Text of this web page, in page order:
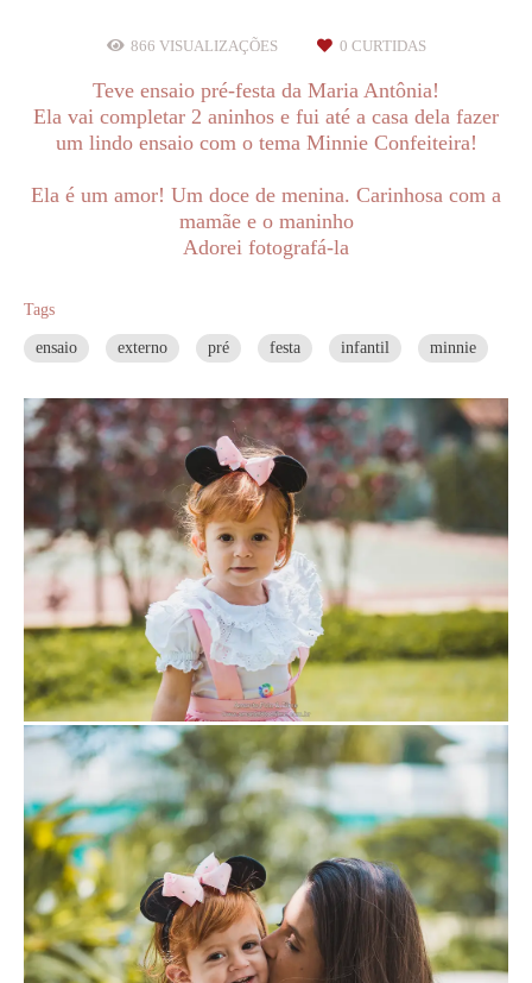
866 VISUALIZAÇÕES 0 CURTIDAS
Teve ensaio pré-festa da Maria Antônia!
Ela vai completar 2 aninhos e fui até a casa dela fazer
um lindo ensaio com o tema Minnie Confeiteira!
Ela é um amor! Um doce de menina. Carinhosa com a
mamãe e o maninho
Adorei fotografá-la
Tags
ensaio externo pré festa infantil minnie